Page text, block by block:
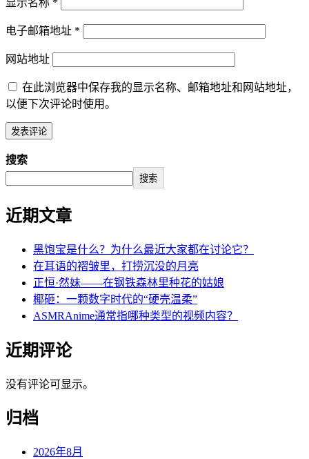
显示名称 *
电子邮箱地址 *
网站地址
在此浏览器中保存我的显示名称、邮箱地址和网站地址，
以便下次评论时使用。
搜索
搜索
近期文章
黑饱宝是什么？为什么最近大家都在讨论它？
在耳语的褶皱里，打捞沉没的月亮
正恒·然妹——在钢铁森林里种花的姑娘
椰砸：一颗数字时代的“硬壳温柔”
ASMRAnime通常指哪种类型的视频内容？
近期评论
没有评论可显示。
归档
2026年8月